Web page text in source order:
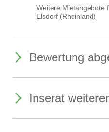
Mo., Di., Mi., Fr. von 09.00 –
sowie Sa. von 09.00 – 15.00
Donnerstags geschlossen
Weitere Mietangebote
Elsdorf (Rheinland)
Bewertung
Inserat